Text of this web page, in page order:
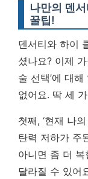
나만의 덴
꿀팁!
덴서티와 하이
셨나요? 이제
술 선택’에 대
없어요. 딱 세
첫째, ‘현재 나
탄력 저하가 주
아니면 좀 더
달라질 수 있어